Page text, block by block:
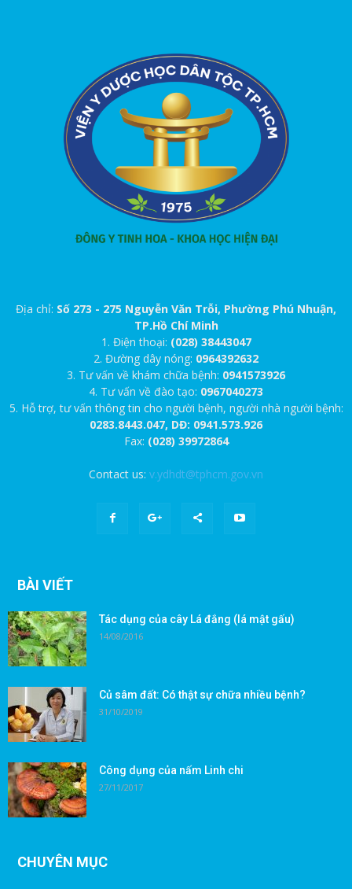
Địa chỉ: Số 273 - 275 Nguyễn Văn Trỗi, Phường Phú Nhuận,
TP.Hồ Chí Minh
1. Điện thoại: (028) 38443047
2. Đường dây nóng: 0964392632
3. Tư vấn về khám chữa bệnh: 0941573926
4. Tư vấn về đào tạo: 0967040273
5. Hỗ trợ, tư vấn thông tin cho người bệnh, người nhà người bệnh:
0283.8443.047, DĐ: 0941.573.926
Fax: (028) 39972864
Contact us: v.ydhdt@tphcm.gov.vn
BÀI VIẾT
Tác dụng của cây Lá đắng (lá mật gấu)
14/08/2016
Củ sâm đất: Có thật sự chữa nhiều bệnh?
31/10/2019
Công dụng của nấm Linh chi
27/11/2017
CHUYÊN MỤC